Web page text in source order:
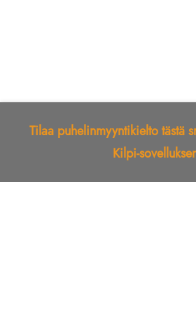
Tilaa puhelinmyyntikielto tästä
Kilpi-